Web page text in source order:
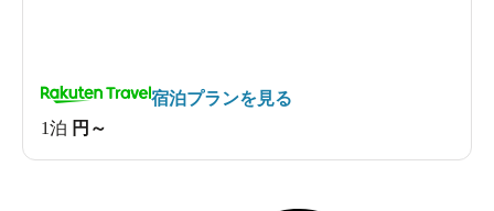
1泊 円～
宿泊プランを見る